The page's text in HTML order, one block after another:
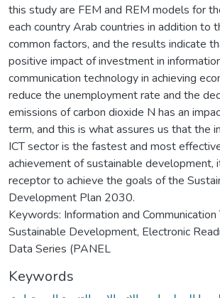
this study are FEM and REM models for
each country Arab countries in addition to
common factors, and the results indicate
positive impact of investment in
communication technology in achieving
reduce the unemployment rate and the
emissions of carbon dioxide N has an
term, and this is what assures us that the
ICT sector is the fastest and most
achievement of sustainable development,
receptor to achieve the goals of the
Development Plan 2030.
Keywords: Information and Communication
Sustainable Development, Electronic
Data Series (PANEL
Keywords